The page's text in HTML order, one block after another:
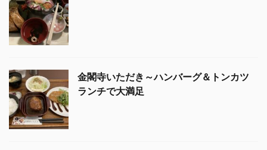
金閣寺いただき～ハンバーグ＆トンカツ
ランチで大満足